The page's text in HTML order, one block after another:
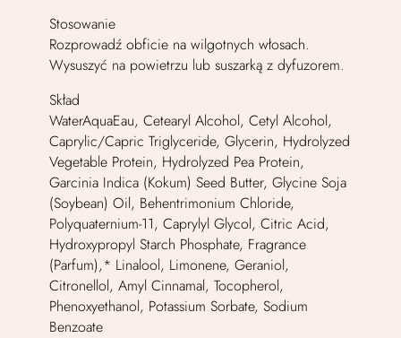
Stosowanie
Rozprowadź obficie na wilgotnych włosach.
Wysuszyć na powietrzu lub suszarką z dyfuzorem.
Skład
WaterAquaEau, Cetearyl Alcohol, Cetyl Alcohol,
Caprylic/Capric Triglyceride, Glycerin, Hydrolyzed
Vegetable Protein, Hydrolyzed Pea Protein,
Garcinia Indica (Kokum) Seed Butter, Glycine Soja
(Soybean) Oil, Behentrimonium Chloride,
Polyquaternium-11, Caprylyl Glycol, Citric Acid,
Hydroxypropyl Starch Phosphate, Fragrance
(Parfum),* Linalool, Limonene, Geraniol,
Citronellol, Amyl Cinnamal, Tocopherol,
Phenoxyethanol, Potassium Sorbate, Sodium
Benzoate